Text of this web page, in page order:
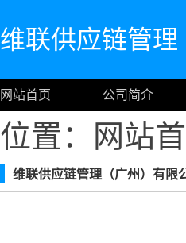
维联供应链管
网站首页 公司简介
位置： 网站
维联供应链管理（广州）有限